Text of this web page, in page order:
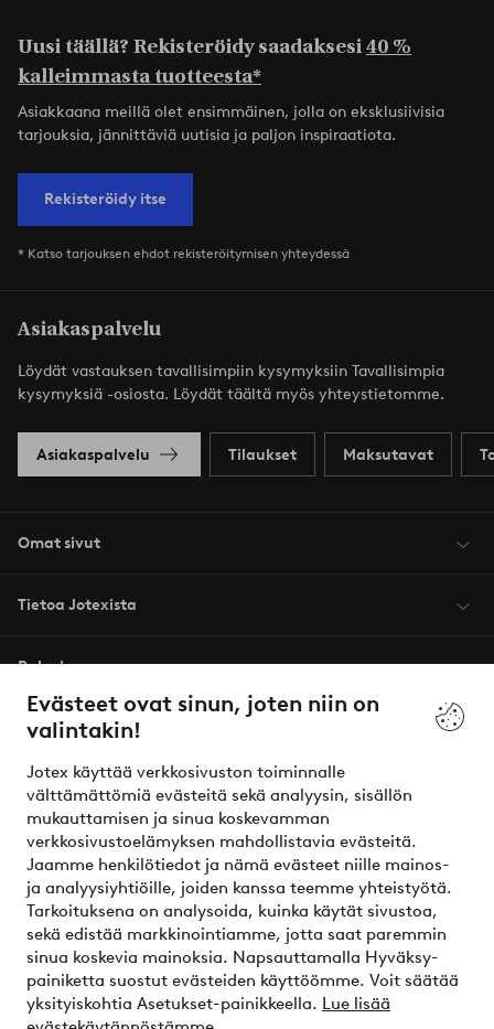
Evästeet ovat sinun, joten niin on
valintakin!
Jotex käyttää verkkosivuston toiminnalle
välttämättömiä evästeitä sekä analyysin, sisällön
mukauttamisen ja sinua koskevamman
verkkosivustoelämyksen mahdollistavia evästeitä.
Jaamme henkilötiedot ja nämä evästeet niille mainos-
ja analyysiyhtiöille, joiden kanssa teemme yhteistyötä.
Tarkoituksena on analysoida, kuinka käytät sivustoa,
sekä edistää markkinointiamme, jotta saat paremmin
sinua koskevia mainoksia. Napsauttamalla Hyväksy-
painiketta suostut evästeiden käyttöömme. Voit säätää
yksityiskohtia Asetukset-painikkeella. Lue lisää
Uusi täällä? Rekisteröidy saadaksesi40 %
kalleimmasta tuotteesta*
Asiakkaana meillä olet ensimmäinen, jolla on eksklusiivisia
tarjouksia, jännittäviä uutisia ja paljon inspiraatiota.
Rekisteröidy itse
* Katso tarjouksen ehdot rekisteröitymisen yhteydessä
Asiakaspalvelu
Löydät vastauksen tavallisimpiin kysymyksiin Tavallisimpia
kysymyksiä -osiosta. Löydät täältä myös yhteystietomme.
Asiakaspalvelu Tilaukset Maksutavat
Omat sivut
Tietoa Jotexista
Palvelumme
Ehdot
Ystävät
Turvalliset maksut – maksa nyt tai erissä
Haluatko tietää lisää maksuvaihtoehdoistamme?
elpy